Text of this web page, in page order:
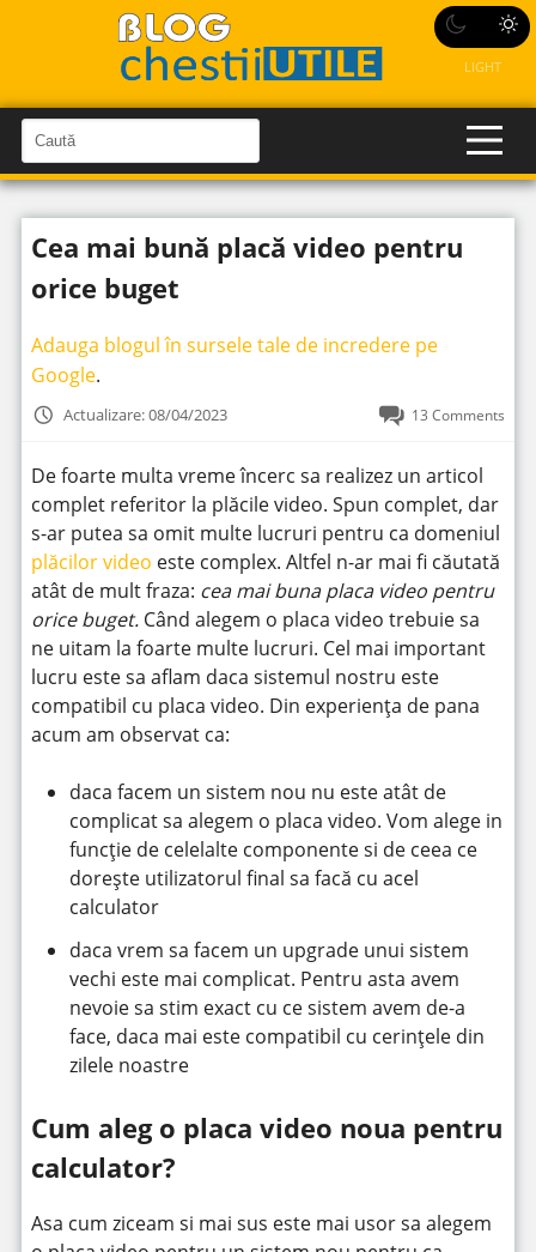
LIGHT
a
u
t
C
a
u
î
n
i
t
Cea mai bună placă video pentru
orice buget
Adauga blogul în sursele tale de incredere pe
Google.
Actualizare: 08/04/2023 13 Comments
De foarte multa vreme încerc sa realizez un articol
complet referitor la plăcile video. Spun complet, dar
s-ar putea sa omit multe lucruri pentru ca domeniul
plăcilor video este complex. Altfel n-ar mai fi căutată
atât de mult fraza: cea mai buna placa video pentru
orice buget.Când alegem o placa video trebuie sa
ne uitam la foarte multe lucruri. Cel mai important
lucru este sa aflam daca sistemul nostru este
compatibil cu placa video. Din experiența de pana
acum am observat ca:
daca facem un sistem nou nu este atât de
complicat sa alegem o placa video. Vom alege in
funcție de celelalte componente si de ceea ce
dorește utilizatorul final sa facă cu acel
calculator
daca vrem sa facem un upgrade unui sistem
vechi este mai complicat. Pentru asta avem
nevoie sa stim exact cu ce sistem avem de-a
face, daca mai este compatibil cu cerințele din
zilele noastre
Cum aleg o placa video noua pentru
calculator?
Asa cum ziceam si mai sus este mai usor sa alegem